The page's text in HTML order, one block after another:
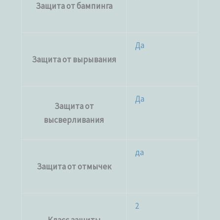
Защита от бампинга
Защита от вырывания
Да
Защита от
высверливания
Да
Защита от отмычек
да
2